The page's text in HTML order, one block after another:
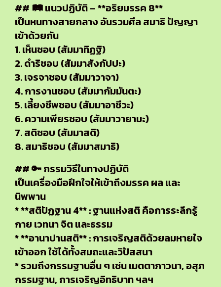
## 🛤 แนวปฏิบัติ – **อริยมรรค 8**
เป็นหนทางสายกลาง อันรวมศีล สมาธิ ปัญญา
เข้าด้วยกัน
1. เห็นชอบ (สัมมาทิฏฐิ)
2. ดำริชอบ (สัมมาสังกัปปะ)
3. เจรจาชอบ (สัมมาวาจา)
4. การงานชอบ (สัมมากัมมันตะ)
5. เลี้ยงชีพชอบ (สัมมาอาชีวะ)
6. ความเพียรชอบ (สัมมาวายามะ)
7. สติชอบ (สัมมาสติ)
8. สมาธิชอบ (สัมมาสมาธิ)
## 🔑 กรรมวิธีในทางปฏิบัติ
เป็นเครื่องมือฝึกใจให้เข้าถึงมรรค ผล และ
นิพพาน
* **สติปัฏฐาน 4** : ฐานแห่งสติ คือการระลึกรู้
กาย เวทนา จิต และธรรม
* **อานาปานสติ** : การเจริญสติด้วยลมหายใจ
เข้าออก ใช้ได้ทั้งสมถะและวิปัสสนา
* รวมถึงกรรมฐานอื่น ๆ เช่น เมตตาภาวนา, อสุภ
กรรมฐาน, การเจริญอิทธิบาท ฯลฯ